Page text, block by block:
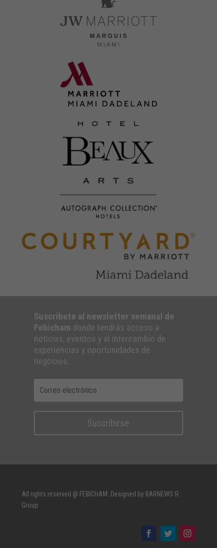
Suscribete al newsletter semanal de
Febicham donde tendrás acceso a
noticias, eventos y al intercambio de
experiencias y oportunidades de
negocios.
Suscribirse
All rights reserved @ FEBICHAM. Designed by BARNEWS R.
Group